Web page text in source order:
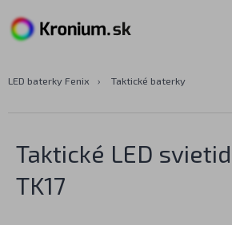
LED baterky Fenix › Taktické baterky
Taktické LED
TK17